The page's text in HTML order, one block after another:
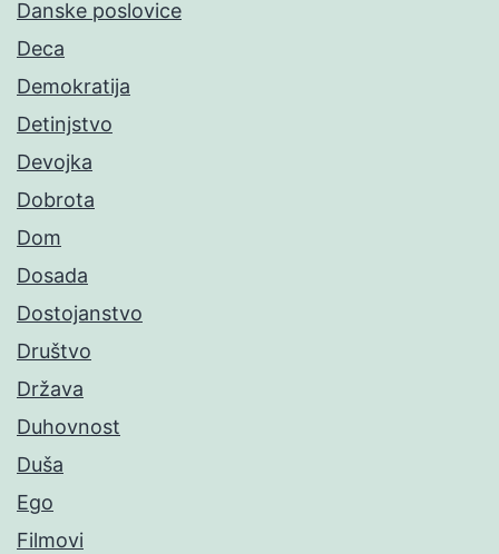
Danske poslovice
Deca
Demokratija
Detinjstvo
Devojka
Dobrota
Dom
Dosada
Dostojanstvo
Društvo
Država
Duhovnost
Duša
Ego
Filmovi